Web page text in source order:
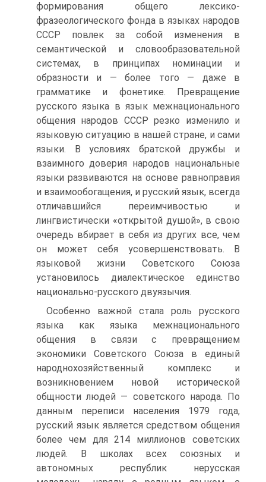
формирования общего лексико-
фразеологического фонда в языках народов
СССР повлек за собой изменения в
семантической и словообразовательной
системах, в принципах номинации и
образности и — более того — даже в
грамматике и фонетике. Превращение
русского языка в язык межнационального
общения народов СССР резко изменило и
языковую ситуацию в нашей стране, и сами
языки. В условиях братской дружбы и
взаимного доверия народов национальные
языки развиваются на основе равноправия
и взаимообогащения, и русский язык, всегда
отличавшийся переимчивостью и
лингвистически «открытой душой», в свою
очередь вбирает в себя из других все, чем
он может себя усовершенствовать. В
языковой жизни Советского Союза
установилось диалектическое единство
национально-русского двуязычия.
Особенно важной стала роль русского
языка как языка межнационального
общения в связи с превращением
экономики Советского Союза в единый
народнохозяйственный комплекс и
возникновением новой исторической
общности людей — советского народа. По
данным переписи населения 1979 года,
русский язык является средством общения
более чем для 214 миллионов советских
людей. В школах всех союзных и
автономных республик нерусская